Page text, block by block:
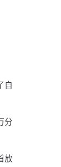
自
分
放